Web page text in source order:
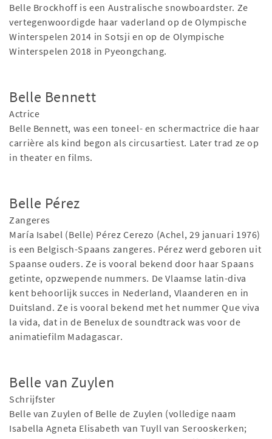
Belle Brockhoff is een Australische snowboardster. Ze
vertegenwoordigde haar vaderland op de Olympische
Winterspelen 2014 in Sotsji en op de Olympische
Winterspelen 2018 in Pyeongchang.
Belle Bennett
Actrice
Belle Bennett, was een toneel- en schermactrice die haar
carrière als kind begon als circusartiest. Later trad ze op
in theater en films.
Belle Pérez
Zangeres
María Isabel (Belle) Pérez Cerezo (Achel, 29 januari 1976)
is een Belgisch-Spaans zangeres. Pérez werd geboren uit
Spaanse ouders. Ze is vooral bekend door haar Spaans
getinte, opzwepende nummers. De Vlaamse latin-diva
kent behoorlijk succes in Nederland, Vlaanderen en in
Duitsland. Ze is vooral bekend met het nummer Que viva
la vida, dat in de Benelux de soundtrack was voor de
animatiefilm Madagascar.
Belle van Zuylen
Schrijfster
Belle van Zuylen of Belle de Zuylen (volledige naam
Isabella Agneta Elisabeth van Tuyll van Serooskerken;